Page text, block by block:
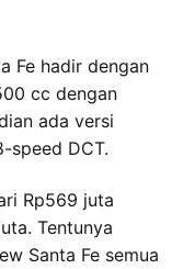
Fe hadir dengan
cc dengan
ada versi
speed DCT.
Rp569 juta
Tentunya
Santa Fe semua